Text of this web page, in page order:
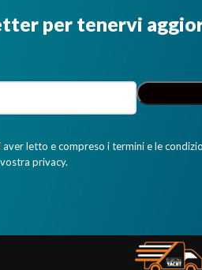
per tenervi
letto e compreso i termini e le
privacy.